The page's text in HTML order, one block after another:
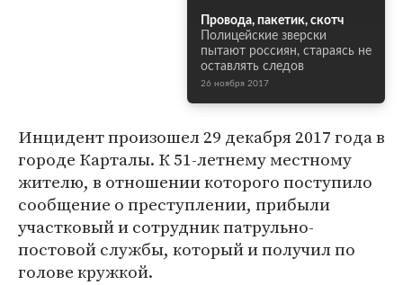
Провода, пакетик, скотч
Полицейские зверски
пытают россиян, стараясь не
оставлять следов
26 ноября 2017
Инцидент произошел 29 декабря 2017 года в
городе Карталы. К 51-летнему местному
жителю, в отношении которого поступило
сообщение о преступлении, прибыли
участковый и сотрудник патрульно-
постовой службы, который и получил по
голове кружкой.